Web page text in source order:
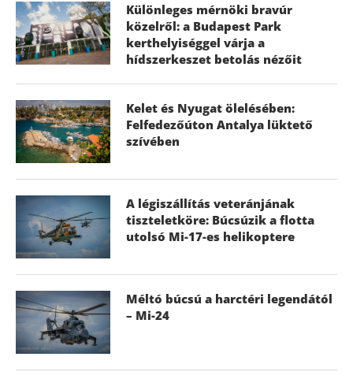
Különleges mérnöki bravúr
közelről: a Budapest Park
kerthelyiséggel várja a
hídszerkeszet betolás nézőit
Kelet és Nyugat ölelésében:
Felfedezőúton Antalya lüktető
szívében
A légiszállítás veteránjának
tiszteletköre: Búcsúzik a flotta
utolsó Mi-17-es helikoptere
Méltó búcsú a harctéri legendától
– Mi-24